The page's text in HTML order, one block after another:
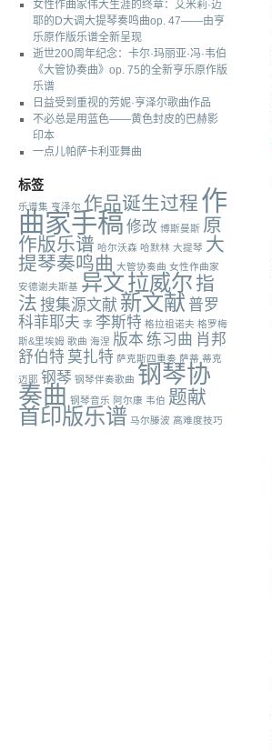
女性作曲家伟大生涯的终章：艾米莉·迈
耶的D大调大提琴奏鸣曲op. 47——由亨
乐原作版乐谱全新呈现
逝世200周年纪念：卡尔·玛丽亚·冯·韦伯
《大管协奏曲》op. 75的全新亨乐原作版
乐谱
日益受到重视的芳妮·亨泽尔歌曲作品
不必总是用蓝色——黄色封皮的巴赫影
印本
一点儿帕萨卡利亚舞曲
标签
乐谱集 亨泽尔 作品诞生过程 作
曲家手稿 修改 博斯曼斯 原
作版乐谱 哈尔沃森 哈默林 大提琴 大
提琴奏鸣曲 大管协奏曲 女性作曲家
安德谢夫斯基 异文拉威尔 指
法 搜集源文献 新文献 普罗
科菲耶夫 李 李斯特 格拉祖诺夫 格罗梅
斯&里埃姆 歌曲 海涅 版本 练习曲 肖邦
舒伯特 莫扎特 萨克斯四重奏 萨蒂 蒂克
迈耶 钢琴 钢琴伴奏歌曲 钢琴协
奏曲 钢琴音乐 阿尔康 韦伯 题献
首印版乐谱 马尔滕波 高难度技巧